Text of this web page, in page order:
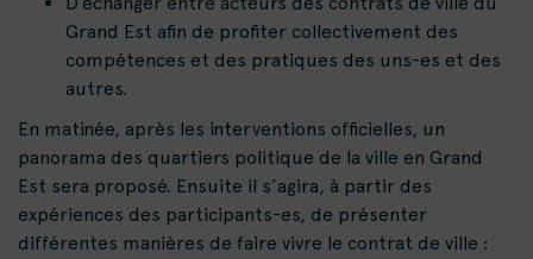
Grand Est afin de profiter collectivement des
compétences et des pratiques des uns-es et des
autres.
En matinée, après les interventions officielles, un
panorama des quartiers politique de la ville en Grand
Est sera proposé. Ensuite il s’agira, à partir des
expériences des participants-es, de présenter
différentes manières de faire vivre le contrat de ville :